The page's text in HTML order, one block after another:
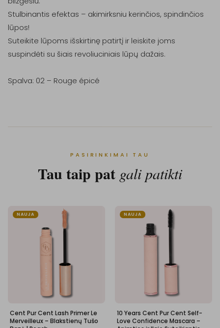
Stulbinantis efektas – akimirksniu kerinčios, spindinčios
lūpos!
Suteikite lūpoms išskirtinę patirtį ir leiskite joms
suspindėti su šiais revoliuciniais lūpų dažais.
Spalva: 02 – Rouge épicé
PASIRINKIMAI TAU
Tau taip pat gali patikti
NAUJA
Cent Pur Cent Lash Primer Le
Merveilleux – Blakstienų Tušo
NAUJA
10 Years Cent Pur Cent Self-
Love Confidence Mascara –